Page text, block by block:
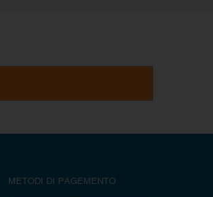
METODI DI PAGEMENTO